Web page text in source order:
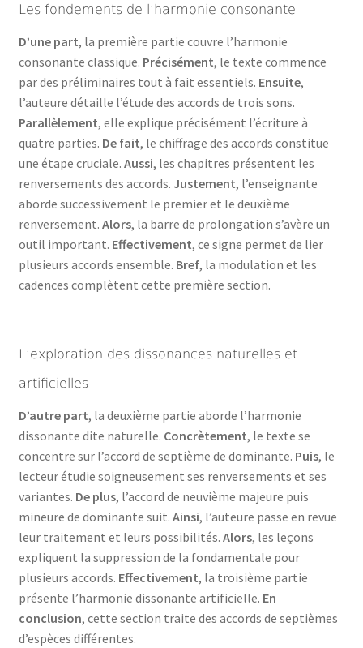
Les fondements de l’harmonie consonante
D’une part, la première partie couvre l’harmonie
consonante classique. Précisément, le texte commence
par des préliminaires tout à fait essentiels. Ensuite,
l’auteure détaille l’étude des accords de trois sons.
Parallèlement, elle explique précisément l’écriture à
quatre parties. De fait, le chiffrage des accords constitue
une étape cruciale. Aussi, les chapitres présentent les
renversements des accords. Justement, l’enseignante
aborde successivement le premier et le deuxième
renversement. Alors, la barre de prolongation s’avère un
outil important. Effectivement, ce signe permet de lier
plusieurs accords ensemble. Bref, la modulation et les
cadences complètent cette première section.
L’exploration des dissonances naturelles et
artificielles
D’autre part, la deuxième partie aborde l’harmonie
dissonante dite naturelle. Concrètement, le texte se
concentre sur l’accord de septième de dominante. Puis, le
lecteur étudie soigneusement ses renversements et ses
variantes. De plus, l’accord de neuvième majeure puis
mineure de dominante suit. Ainsi, l’auteure passe en revue
leur traitement et leurs possibilités. Alors, les leçons
expliquent la suppression de la fondamentale pour
plusieurs accords. Effectivement, la troisième partie
présente l’harmonie dissonante artificielle. En
conclusion, cette section traite des accords de septièmes
d’espèces différentes.